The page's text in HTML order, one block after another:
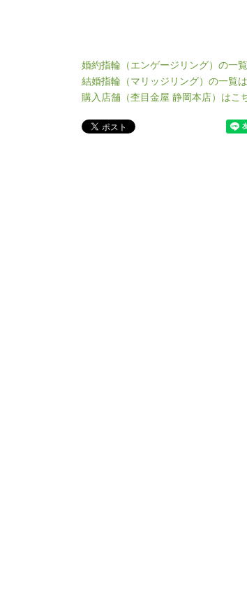
婚約指輪（エンゲージリング）の一
結婚指輪（マリッジリング）の一覧
購入店舗（杢目金屋 静岡本店）はこ